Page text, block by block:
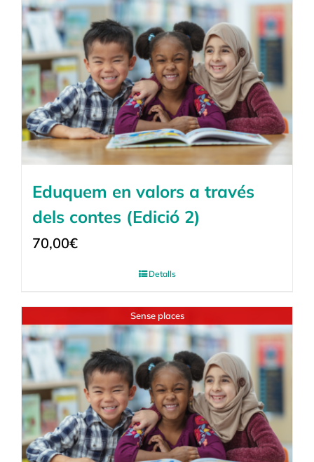
Eduquem en valors a través
dels contes (Edició 2)
70,00€
Detalls
Sense places